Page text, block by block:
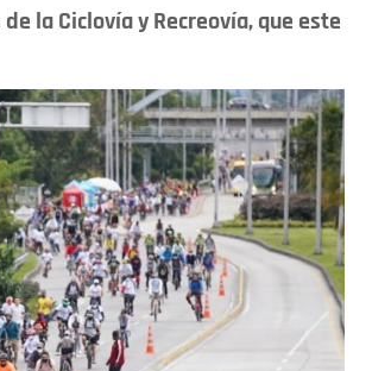
la Ciclovía y Recreovía, que este